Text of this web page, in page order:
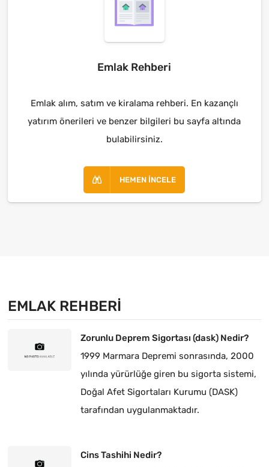
Emlak Rehberi
Emlak alım, satım ve kiralama rehberi. En kazançlı
yatırım önerileri ve benzer bilgileri bu sayfa altında
bulabilirsiniz.
HEMEN İNCELE
EMLAK REHBERI
Zorunlu Deprem Sigortası (dask) Nedir?
1999 Marmara Depremi sonrasında, 2000
yılında yürürlüğe giren bu sigorta sistemi,
Doğal Afet Sigortaları Kurumu (DASK)
tarafından uygulanmaktadır.
Cins Tashihi Nedir?